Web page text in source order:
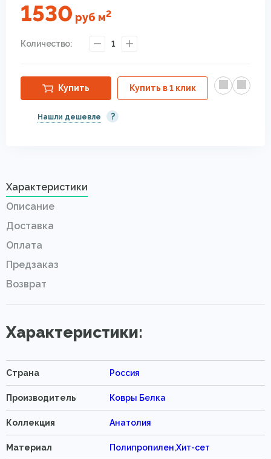
1530 руб м2
Количество: 1
Купить Купить в 1 клик
Нашли дешевле ?
Характеристики
Описание
Доставка
Оплата
Предзаказ
Возврат
Характеристики:
Страна Россия
Производитель Ковры Белка
Коллекция Анатолия
Материал Полипропилен,Хит-сет